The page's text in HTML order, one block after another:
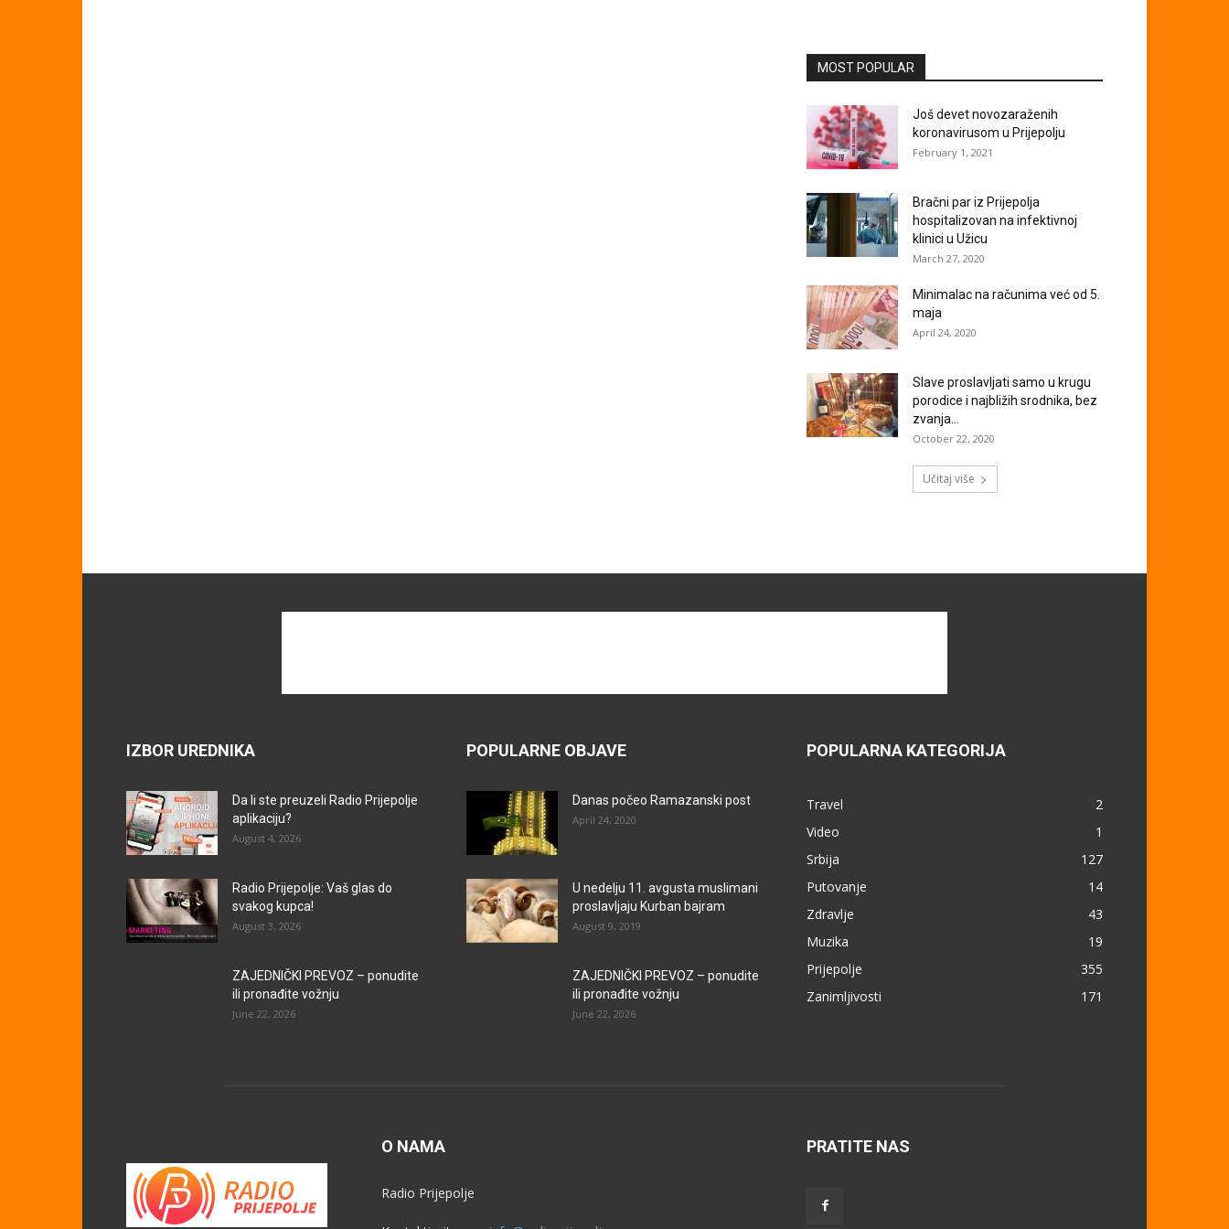
MOST POPULAR
Još devet novozaraženih
koronavirusom u Prijepolju
February 1, 2021
Bračni par iz Prijepolja
hospitalizovan na infektivnoj
klinici u Užicu
March 27, 2020
Minimalac na računima već od 5.
maja
April 24, 2020
Slave proslavljati samo u krugu
porodice i najbližih srodnika, bez
zvanja...
October 22, 2020
Učitaj više
IZBOR UREDNIKA
Da li ste preuzeli Radio Prijepolje
aplikaciju?
August 4, 2026
Radio Prijepolje: Vaš glas do
svakog kupca!
August 3, 2026
ZAJEDNIČKI PREVOZ – ponudite
ili pronađite vožnju
June 22, 2026
POPULARNE OBJAVE
Danas počeo Ramazanski post
April 24, 2020
U nedelju 11. avgusta muslimani
proslavljaju Kurban bajram
August 9, 2019
ZAJEDNIČKI PREVOZ – ponudite
ili pronađite vožnju
June 22, 2026
POPULARNA KATEGORIJA
Travel
2
Video
1
Srbija
127
Putovanje
14
Zdravlje
43
Muzika
19
Prijepolje
355
Zanimljivosti
171
O NAMA
Radio Prijepolje
PRATITE NAS